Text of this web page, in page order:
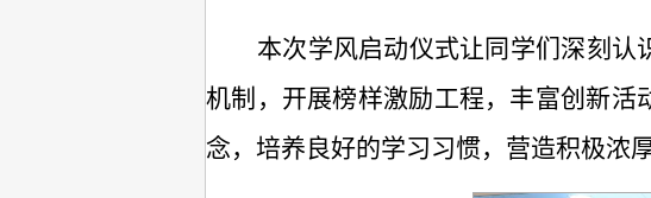
本次学风启动仪式让同学们深刻认
机制，开展榜样激励工程， 丰富创新活
念，培养良好的学习习惯，营造积极浓